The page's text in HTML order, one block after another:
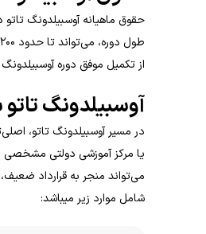
از تکمیل موفق دوره آوسبیلدونگ و
آوسبیلدونگ تاتو
در مسیر آوسبیلدونگ تاتو،
یا مرکز آموزشی دولتی مشخصی
می‌تواند منجر به قرارداد
شامل موارد زیر میباشد: